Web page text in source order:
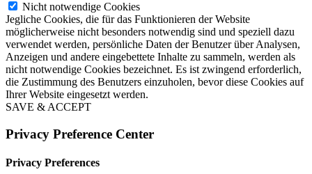
Nicht notwendige Cookies
Jegliche Cookies, die für das Funktionieren der Website
möglicherweise nicht besonders notwendig sind und speziell dazu
verwendet werden, persönliche Daten der Benutzer über Analysen,
Anzeigen und andere eingebettete Inhalte zu sammeln, werden als
nicht notwendige Cookies bezeichnet. Es ist zwingend erforderlich,
die Zustimmung des Benutzers einzuholen, bevor diese Cookies auf
Ihrer Website eingesetzt werden.
SAVE & ACCEPT
Privacy Preference Center
Privacy Preferences